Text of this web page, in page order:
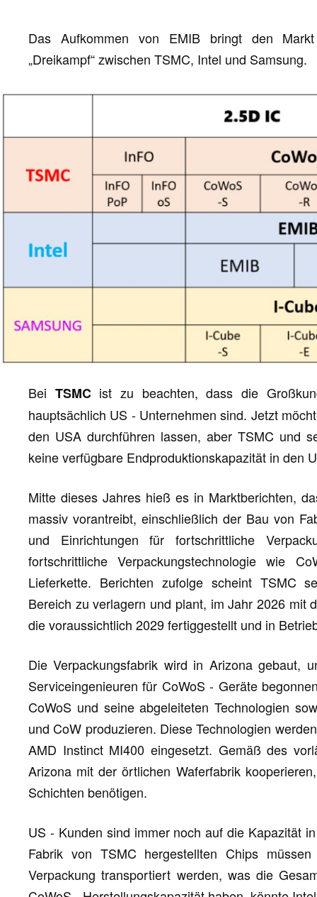
Das Aufkommen von EMIB bringt den
„Dreikampf“ zwischen TSMC, Intel und Samsung.
Bei TSMCist zu beachten, dass die
hauptsächlich US - Unternehmen sind. Jetzt
den USA durchführen lassen, aber TSMC und
keine verfügbare Endproduktionskapazität in den
Mitte dieses Jahres hieß es in Marktberichten,
massiv vorantreibt, einschließlich der Bau von
und Einrichtungen für fortschrittliche
fortschrittliche Verpackungstechnologie wie
Lieferkette. Berichten zufolge scheint TSMC
Bereich zu verlagern und plant, im Jahr 2026 mit
die voraussichtlich 2029 fertiggestellt und in
Die Verpackungsfabrik wird in Arizona gebaut,
Serviceingenieuren für CoWoS - Geräte
CoWoS und seine abgeleiteten Technologien
und CoW produzieren. Diese Technologien
AMD Instinct MI400 eingesetzt. Gemäß des
Arizona mit der örtlichen Waferfabrik
Schichten benötigen.
US - Kunden sind immer noch auf die Kapazität
Fabrik von TSMC hergestellten Chips
Verpackung transportiert werden, was die